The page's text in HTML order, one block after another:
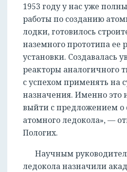
1953 году у нас уже
работы по созданию
лодки, готовилось
наземного прототипа ее
установки. Создавалась
реакторы аналогичного
с успехом применять на
назначения. Именно это
выйти с предложением о
атомного ледокола», —
Пологих.
Научным
ледокола назначили